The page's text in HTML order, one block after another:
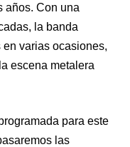
años. Con una
la banda
varias ocasiones,
escena metalera
para este
las